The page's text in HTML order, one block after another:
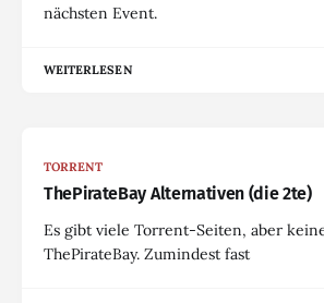
nächsten Event.
WEITERLESEN
TORRENT
ThePirateBay Alternativen (die 2te)
Es gibt viele Torrent-Seiten, aber
ThePirateBay. Zumindest fast